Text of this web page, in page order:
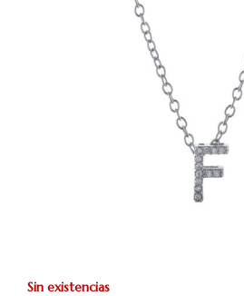
Sin existencias